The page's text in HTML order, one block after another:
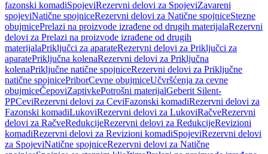
fazonski komadiSpojeviRezervni delovi za SpojeviZavareni
spojeviNatične spojniceRezervni delovi za Natične spojniceStezne
obujmicePrelazi na proizvode izrađene od drugih materijalaRezervni
delovi za Prelazi na proizvode izrađene od drugih
materijalaPriključci za aparateRezervni delovi za Priključci za
aparatePriključna kolenaRezervni delovi za Priključna
kolenaPriključne natične spojniceRezervni delovi za Priključne
natične spojnicePriborCevne obujmiceUčvršćenja za cevne
obujmiceČepoviZaptivkePotrošni materijalGeberit Silent-
PPCeviRezervni delovi za CeviFazonski komadiRezervni delovi za
Fazonski komadiLukoviRezervni delovi za LukoviRačveRezervni
delovi za RačveRedukcijeRezervni delovi za RedukcijeRevizioni
komadiRezervni delovi za Revizioni komadiSpojeviRezervni delovi
za SpojeviNatične spojniceRezervni delovi za Natične